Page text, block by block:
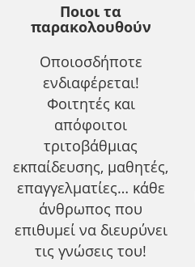
Ποιοι τα
παρακολουθούν
Οποιοσδήποτε
ενδιαφέρεται!
Φοιτητές και
απόφοιτοι
τριτοβάθμιας
εκπαίδευσης, μαθητές,
επαγγελματίες… κάθε
άνθρωπος που
επιθυμεί να διευρύνει
τις γνώσεις του!